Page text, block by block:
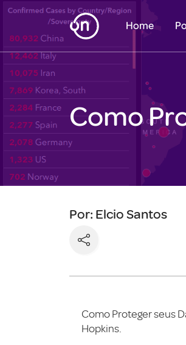
Home
Como
Por: Elcio Santos
Como Proteger seus
Hopkins.